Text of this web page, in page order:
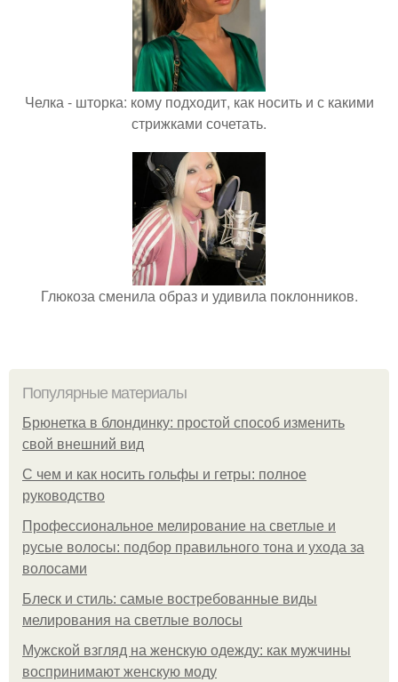
Челка - шторка: кому подходит, как носить и с какими
стрижками сочетать.
Глюкоза сменила образ и удивила поклонников.
Популярные материалы
Брюнетка в блондинку: простой способ изменить
свой внешний вид
С чем и как носить гольфы и гетры: полное
руководство
Профессиональное мелирование на светлые и
русые волосы: подбор правильного тона и ухода за
волосами
Блеск и стиль: самые востребованные виды
мелирования на светлые волосы
Мужской взгляд на женскую одежду: как мужчины
воспринимают женскую моду